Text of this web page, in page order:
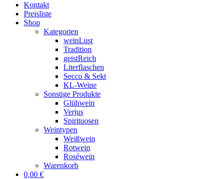
Kontakt
Preisliste
Shop
Kategorien
weinLust
Tradition
geistReich
Literflaschen
Secco & Sekt
KL-Weine
Sonstige Produkte
Glühwein
Verjus
Spirituosen
Weintypen
Weißwein
Rotwein
Roséwein
Warenkorb
0,00 €